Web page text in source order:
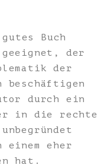
Buch
der
der
durch ein
in die rechte
eher
hat.